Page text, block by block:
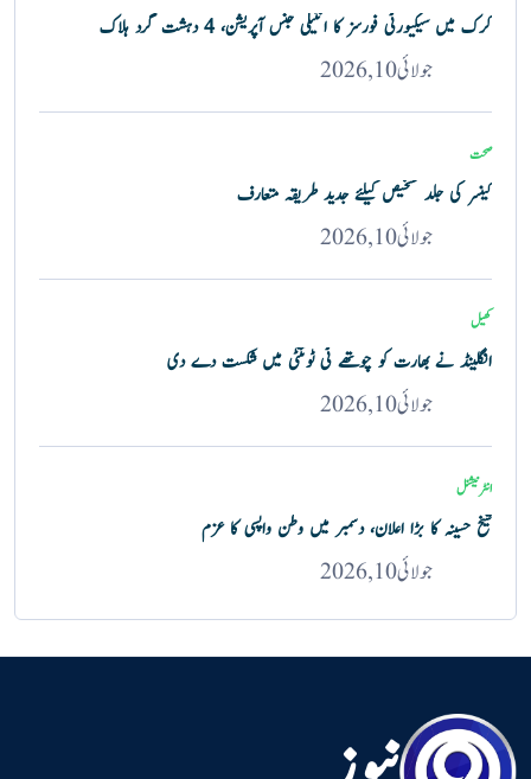
کرک میں سیکیورٹی فورسز کا انٹیلی جنس آپریشن، 4 دہشت گرد ہلاک
جولائی 10, 2026
صحت
کینسر کی جلد تشخیص کیلئے جدید طریقہ متعارف
جولائی 10, 2026
کھیل
انگلینڈ نے بھارت کو چوتھے ٹی ٹوئنٹی میں شکست دے دی
جولائی 10, 2026
انٹرنیشنل
شیخ حسینہ کا بڑا اعلان، دسمبر میں وطن واپسی کا عزم
جولائی 10, 2026